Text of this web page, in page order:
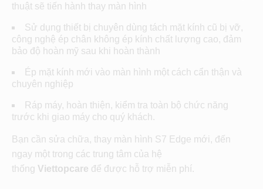
thuật sẽ tiến hành thay màn hình
Sử dụng thiết bị chuyên dùng tách mặt kính cũ bị vỡ,
công nghệ ép chân không ép kính chất lượng cao, đảm
bảo độ hoàn mỹ sau khi hoàn thành
Ép mặt kính mới vào màn hình một cách cẩn thận và
chuyên nghiệp
Ráp máy, hoàn thiện, kiểm tra toàn bộ chức năng
trước khi giao máy cho quý khách.
Bạn cần sửa chữa, thay màn hình S7 Edge mới, đến
ngay một trong các trung tâm của hệ
thống Viettopcare để được hỗ trợ miễn phí.